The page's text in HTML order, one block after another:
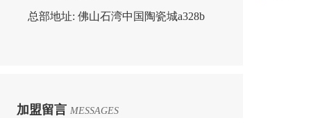
总部地址: 佛山石湾中国陶瓷城a328b
加盟留言 MESSAGES